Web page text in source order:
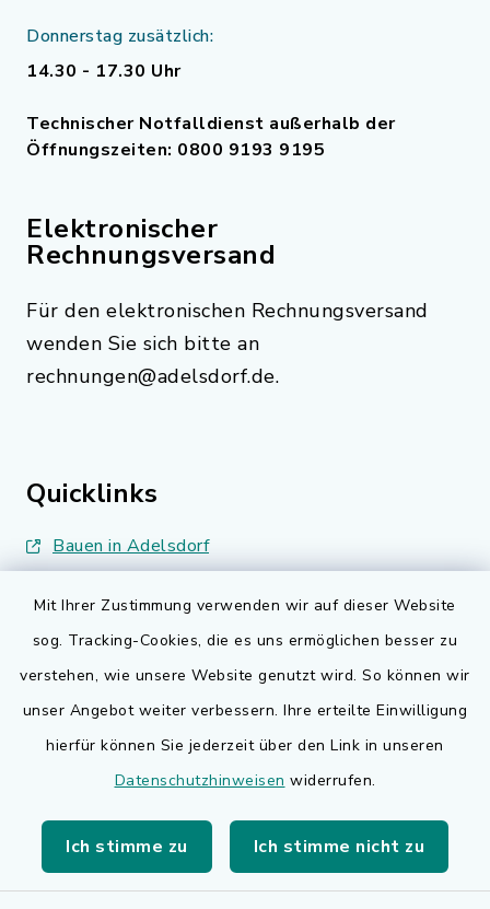
Mit Ihrer Zustimmung verwenden wir auf dieser Website
sog. Tracking-Cookies, die es uns ermöglichen besser zu
verstehen, wie unsere Website genutzt wird. So können wir
unser Angebot weiter verbessern. Ihre erteilte Einwilligung
hierfür können Sie jederzeit über den Link in unseren
Datenschutzhinweisen widerrufen.
Ich stimme zu Ich stimme nicht zu
Donnerstag zusätzlich:
14.30 - 17.30 Uhr
Technischer Notfalldienst außerhalb der
Öffnungszeiten: 0800 9193 9195
Elektronischer
Rechnungsversand
Für den elektronischen Rechnungsversand
wenden Sie sich bitte an
rechnungen@adelsdorf.de.
Quicklinks
Bauen in Adelsdorf
BayernPortal
Bürgerserviceportal
Landkreis Erlangen-Höchstadt
Kontakt